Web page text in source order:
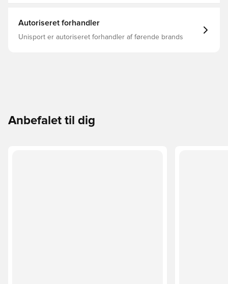
Autoriseret forhandler
Unisport er autoriseret forhandler af førende brands
Anbefalet til dig